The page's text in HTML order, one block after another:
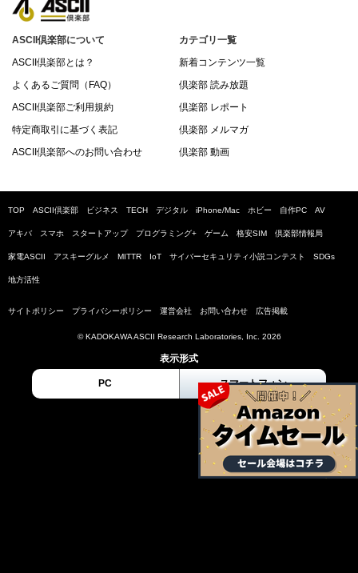
ASCII倶楽部について
ASCII倶楽部とは？
よくあるご質問（FAQ）
ASCII倶楽部ご利用規約
特定商取引に基づく表記
ASCII倶楽部へのお問い合わせ
カテゴリ一覧
新着コンテンツ一覧
倶楽部 読み放題
倶楽部 レポート
倶楽部 メルマガ
倶楽部 動画
TOP ASCII倶楽部 ビジネス TECH デジタル iPhone/Mac ホビー 自作PC AV
アキバ スマホ スタートアップ プログラミング+ ゲーム 格安SIM 倶楽部情報局
家電ASCII アスキーグルメ MITTR IoT サイバーセキュリティ小説コンテスト SDGs
地方活性
サイトポリシー プライバシーポリシー 運営会社 お問い合わせ 広告掲載
© KADOKAWA ASCII Research Laboratories, Inc. 2026
表示形式
PC スマートフォン